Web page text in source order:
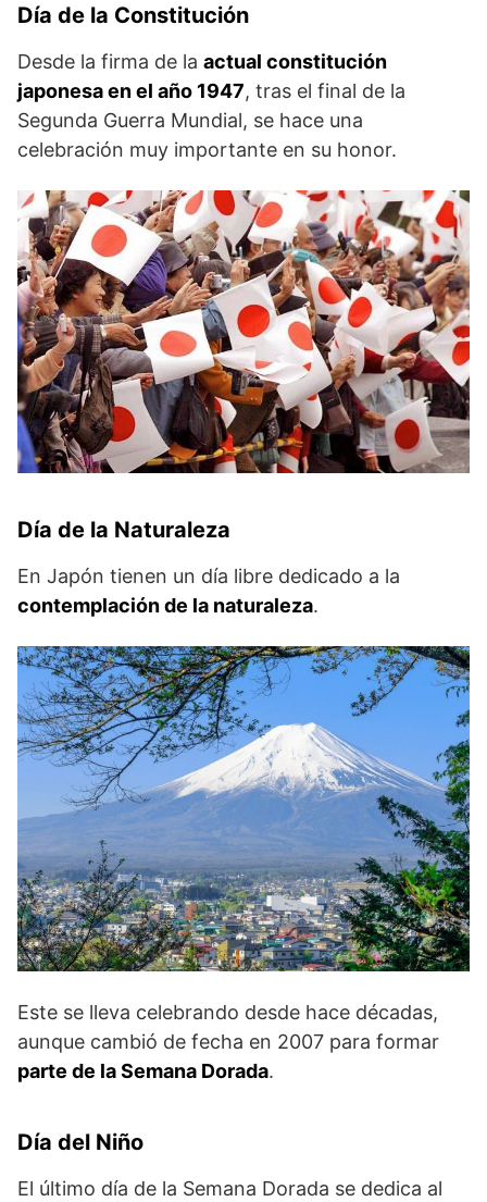
Día de la Constitución
Desde la firma de la actual constitución
japonesa en el año 1947, tras el final de la
Segunda Guerra Mundial, se hace una
celebración muy importante en su honor.
Día de la Naturaleza
En Japón tienen un día libre dedicado a la
contemplación de la naturaleza.
Este se lleva celebrando desde hace décadas,
aunque cambió de fecha en 2007 para formar
parte de la Semana Dorada.
Día del Niño
El último día de la Semana Dorada se dedica al